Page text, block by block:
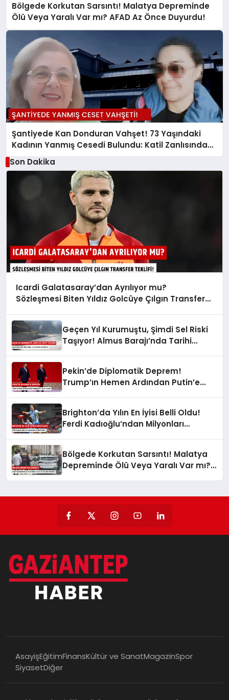
Bölgede Korkutan Sarsıntı! Malatya Depreminde
Ölü Veya Yaralı Var mı? AFAD Az Önce Duyurdu!
Şantiyede Kan Donduran Vahşet! 73 Yaşındaki
Kadının Yanmış Cesedi Bulundu: Katil Zanlısından
Akılalmaz İfade
Son Dakika
Icardi Galatasaray’dan Ayrılıyor mu?
Sözleşmesi Biten Yıldız Golcüye Çılgın Transfer
Geçen Yıl Kurumuştu, Şimdi Sel Riski
Taşıyor! Almus Barajı’nda Tarihi
Pekin’de Diplomatik Deprem!
Trump’ın Hemen Ardından Putin’e
Brighton’da Yılın En İyisi Belli Oldu!
Ferdi Kadıoğlu’ndan Milyonları
Bölgede Korkutan Sarsıntı! Malatya
Depreminde Ölü Veya Yaralı Var mı?
AsayişEğitimFinansKültür ve SanatMagazinSpor
SiyasetDiğer